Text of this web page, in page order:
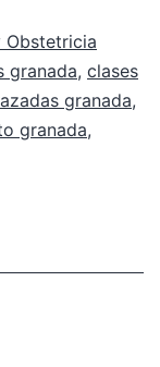
Obstetricia
granada, clases
granada,
granada,